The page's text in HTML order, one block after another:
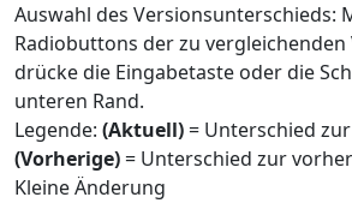
Auswahl des Versionsunterschieds:
Radiobuttons der zu
drücke die Eingabetaste oder die
unteren Rand.
Legende: (Aktuell)= Unterschied
(Vorherige)= Unterschied zur
Kleine Änderung